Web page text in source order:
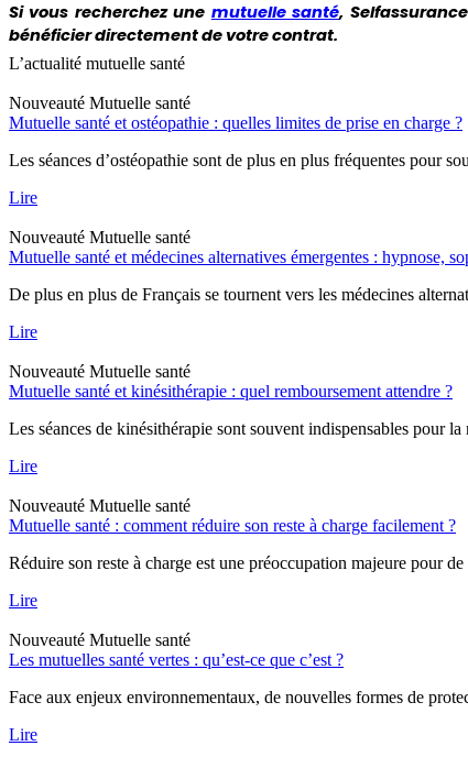
Si vous recherchez une mutuelle santé,
bénéficier directement de votre contrat.
L’actualité mutuelle santé
Nouveauté Mutuelle santé
Mutuelle santé et ostéopathie : quelles limites de prise en charge ?
Les séances d’ostéopathie sont de plus en plus fréquentes pour
Lire
Nouveauté Mutuelle santé
Mutuelle santé et médecines alternatives émergentes : hypnose,
De plus en plus de Français se tournent vers les médecines
Lire
Nouveauté Mutuelle santé
Mutuelle santé et kinésithérapie : quel remboursement attendre ?
Les séances de kinésithérapie sont souvent indispensables pour
Lire
Nouveauté Mutuelle santé
Mutuelle santé : comment réduire son reste à charge facilement ?
Réduire son reste à charge est une préoccupation majeure pour
Lire
Nouveauté Mutuelle santé
Les mutuelles santé vertes : qu’est-ce que c’est ?
Face aux enjeux environnementaux, de nouvelles formes de
Lire